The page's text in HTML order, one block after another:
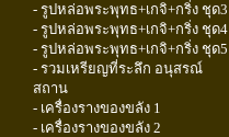
- รูปหล่อพระพุทธ+เกจิ+กริ่ง ชุด3
- รูปหล่อพระพุทธ+เกจิ+กริ่ง ชุด4
- รูปหล่อพระพุทธ+เกจิ+กริ่ง ชุด5
- รวมเหรียญที่ระลึก อนุสรณ์
สถาน
- เครื่องรางของขลัง 1
- เครื่องรางของขลัง 2